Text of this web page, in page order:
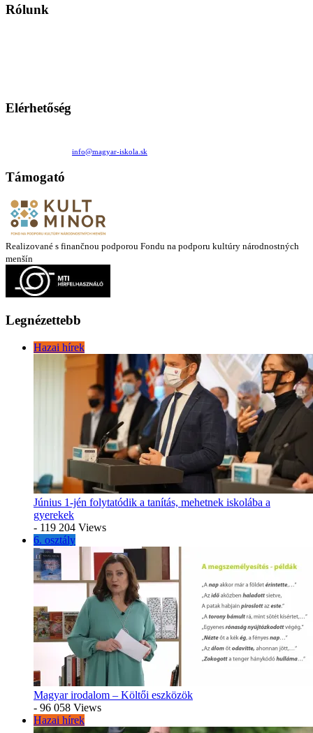
Rólunk
Elérhetőség
info@magyar-iskola.sk
Támogató
Realizované s finančnou podporou Fondu na podporu kultúry národnostných
menšín
Legnézettebb
Hazai hírek
Június 1-jén folytatódik a tanítás, mehetnek iskolába a
gyerekek
- 119 204 Views
6. osztály
Magyar irodalom – Költői eszközök
- 96 058 Views
Hazai hírek